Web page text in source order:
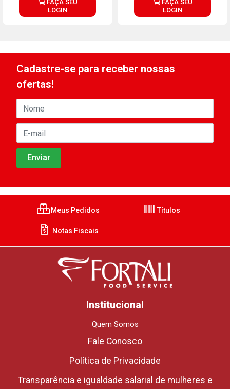
FAÇA SEU
LOGIN
FAÇA SEU
LOGIN
Cadastre-se para receber nossas
ofertas!
Meus Pedidos Títulos
Notas Fiscais
Institucional
Quem Somos
Fale Conosco
Política de Privacidade
Transparência e igualdade salarial de mulheres e